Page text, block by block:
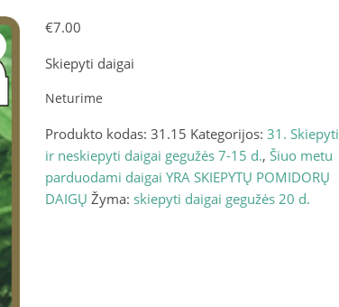
€7.00
Skiepyti daigai
Neturime
Produkto kodas:31.15 Kategorijos:31. Skiepyti
ir neskiepyti daigai gegužės 7-15 d.,Šiuo metu
parduodami daigai YRA SKIEPYTŲ POMIDORŲ
DAIGŲ Žyma:skiepyti daigai gegužės 20 d.